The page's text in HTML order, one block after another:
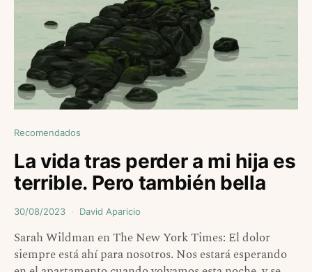
Recomendados
La vida tras perder a mi hija es
terrible. Pero también bella
30/08/2023 David Aparicio
Sarah Wildman en The New York Times: El dolor
siempre está ahí para nosotros. Nos estará esperando